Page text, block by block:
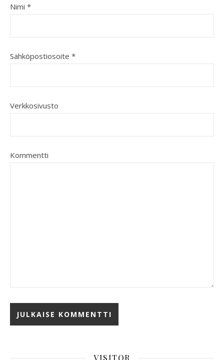
Nimi *
Sähköpostiosoite *
Verkkosivusto
Kommentti
VISITOR